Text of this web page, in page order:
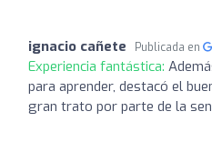
ignacio cañete Publicada en
Experiencia fantástica:
para aprender, destacó el
gran trato por parte de la